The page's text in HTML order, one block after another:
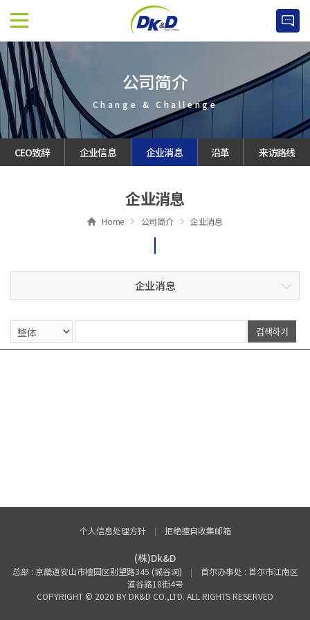
公司简介
Change & Challenge
CEO致辞 企业信息 企业消息 沿革 来访路线
企业消息
Home 公司简介 企业消息
企业消息
个人信息处理方针 拒绝擅自收集邮箱
(株)Dk&D
总部 : 京畿道安山市檀园区别望路345 (城谷洞)
首尔办事处 : 首尔市江南区
道谷路18街4号
COPYRIGHT © 2020 BY DK&D CO.,LTD. ALL RIGHTS RESERVED